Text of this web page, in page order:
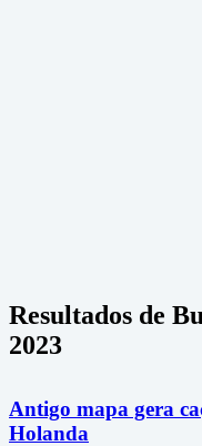
Resultados de
2023
Antigo mapa gera
Holanda